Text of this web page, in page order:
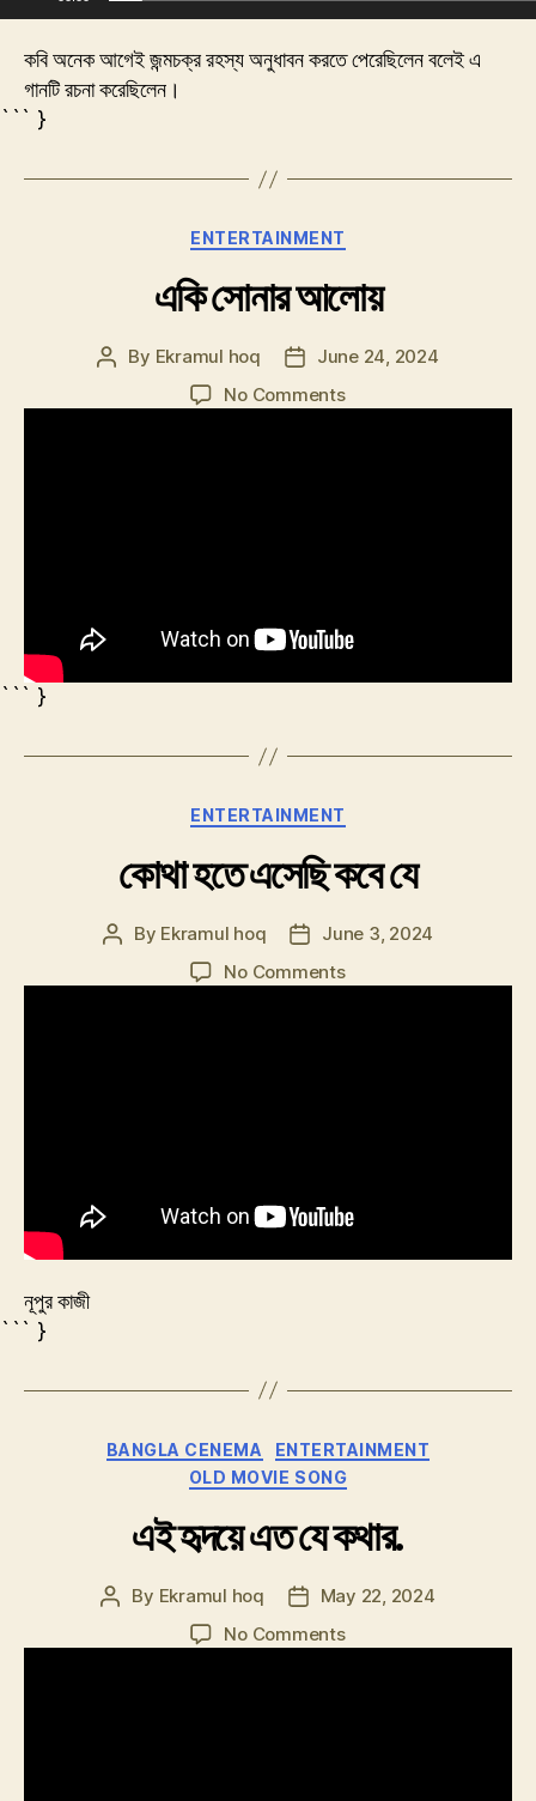
কবি অনেক আগেই জন্মচক্র রহস্য অনুধাবন করতে পেরেছিলেন বলেই এ
গানটি রচনা করেছিলেন।
``` }
Categories
ENTERTAINMENT
একি সোনার আলোয়
Post
By Ekramul hoq
Post
date
June 24, 2024
No Commentson
``` }
Categories
ENTERTAINMENT
কোথা হতে এসেছি কবে যে
Post
By Ekramul hoq
PostJune 3, 2024
No Commentson
নূপুর কাজী
``` }
Categories
BANGLA CENEMA
ENTERTAINMENT
OLD MOVIE SONG
এই হৃদয়ে এত যে কথার.
Post
By Ekramul hoq
PostMay 22, 2024
No Commentson